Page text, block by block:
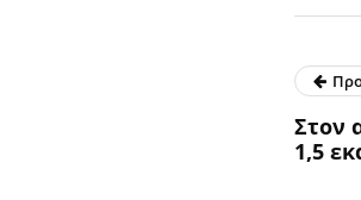
Στον
1,5